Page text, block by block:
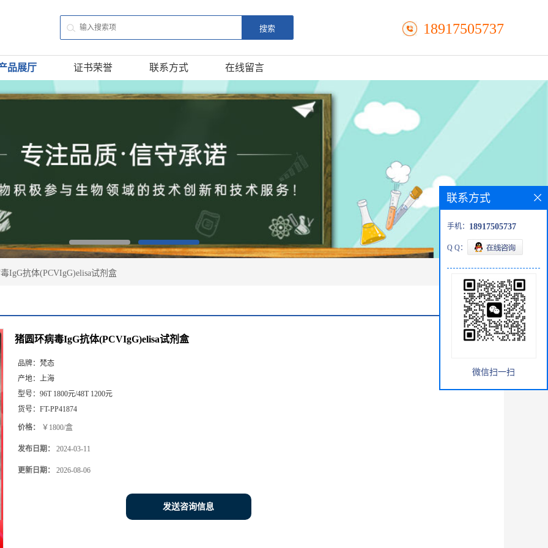
18917505737
品展厅 证书荣誉 联系方式 在线留言
IgG抗体(PCVIgG)elisa试剂盒
猪圆环病毒IgG抗体(PCVIgG)elisa试剂盒
品牌： 梵态
产地： 上海
型号： 96T 1800元/48T 1200元
货号： FT-PP41874
价格： ￥1800/盒
发布日期： 2024-03-11
更新日期： 2026-08-06
发送咨询信息
联系方式
手机： 18917505737
Q Q：
微信扫一扫